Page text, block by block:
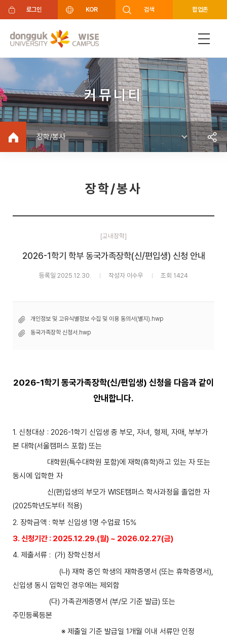
주메뉴 바로가기
푸터 바로가기
로그인 KOR 검색 팝업존
커뮤니티
장학/봉사
장학/봉사
[교내장학]
2026-1학기 학부 동국가족장학(신/편입생) 신청 안내
등록일 2025.12.30. 작성자 이수우 조회 1424
개인정보 및 고유식별정보 수집 및 이용 동의서(별지).hwp
동국가족장학 신청서.hwp
2026-1학기 동국가족장학(신/편입생) 신청을 다음과 같이
안내합니다.
1. 신청대상 : 2026-1학기 신입생 중 부모, 자녀, 형제 , 자매, 부부가
본 대학(서울캠퍼스 포함) 또는
대학원(특수대학원 포함)에 재학(휴학)하고 있는 자 또는
동시에 입학한 자
신(편)입생의 부모가 WISE캠퍼스 학사과정을 졸업한 자
(2025학년도부터 적용)
2. 장학금액 : 학부 신입생 1명 수업료 15%
3. 신청기간 : 2025.12.29.(월) ~ 2026.02.27(금)
4. 제출서류 : (가) 장학신청서
(나) 재학 중인 학생의 재학증명서 (또는 휴학증명서),
신입생 동시 입학인 경우에는 제외함
(다) 가족관계증명서 (부/모 기준 발급) 또는
주민등록등본
※ 제출일 기준 발급일 1개월 이내 서류만 인정